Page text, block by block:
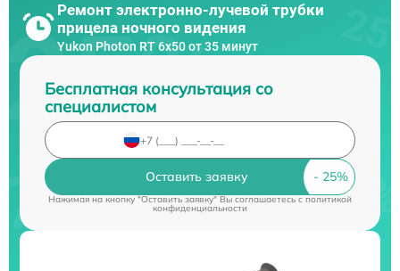
Ремонт электронно-лучевой трубки
прицела ночного видения
Yukon Photon RT 6х50 от 35 минут
Бесплатная консультация со
специалистом
Оставить заявку
Нажимая на кнопку "Оставить заявку" Вы соглашаетесь cполитикой
конфиденциальности